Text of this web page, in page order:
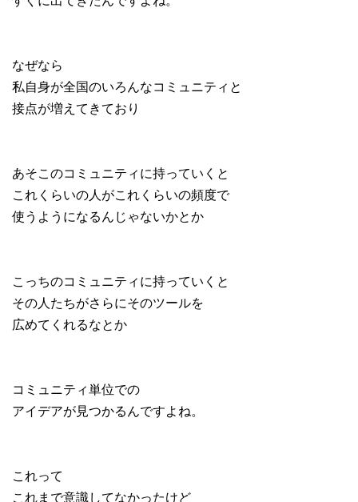
なぜなら
私自身が全国のいろんなコミュニティと
接点が増えてきており
あそこのコミュニティに持っていくと
これくらいの人がこれくらいの頻度で
使うようになるんじゃないかとか
こっちのコミュニティに持っていくと
その人たちがさらにそのツールを
広めてくれるなとか
コミュニティ単位での
アイデアが見つかるんですよね。
これって
これまで意識してなかったけど